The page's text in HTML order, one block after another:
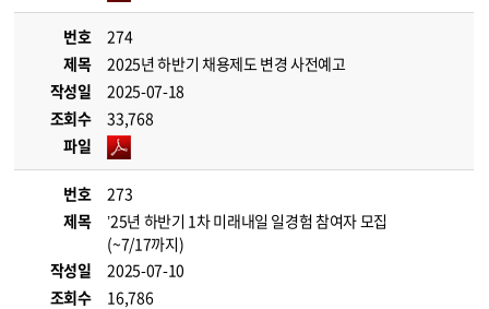
번호
274
제목
2025년 하반기 채용제도 변경 사전예고
작성일
2025-07-18
조회수
33,768
파일
번호
273
제목
’25년 하반기 1차 미래내일 일경험 참여자 모집
(~7/17까지)
작성일
2025-07-10
조회수
16,786